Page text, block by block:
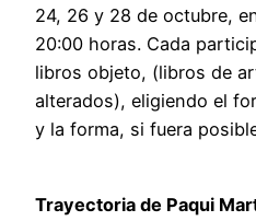
24, 26 y 28 de octubre,
20:00 horas. Cada
libros objeto, (libros de
alterados), eligiendo el
y la forma, si fuera
Trayectoria de Paqui